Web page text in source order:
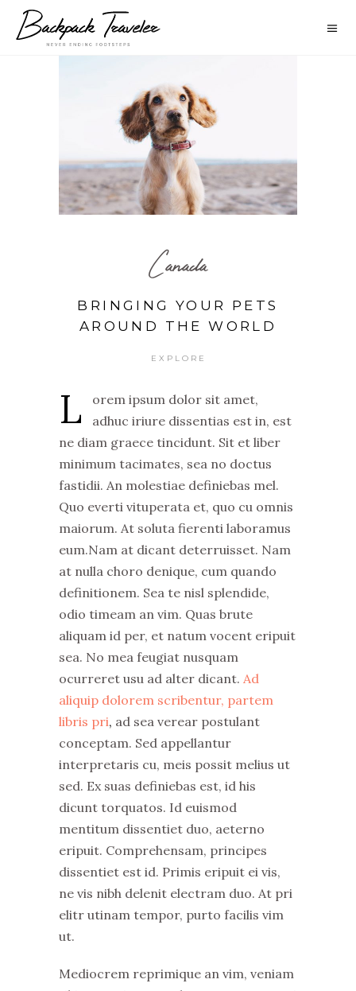
Canada
BRINGING YOUR PETS
AROUND THE WORLD
EXPLORE
L
orem ipsum dolor sit amet,
adhuc iriure dissentias est in, est
ne diam graece tincidunt. Sit et liber
minimum tacimates, sea no doctus
fastidii. An molestiae definiebas mel.
Quo everti vituperata et, quo cu omnis
maiorum. At soluta fierenti laboramus
eum.Nam at dicant deterruisset. Nam
at nulla choro denique, cum quando
definitionem. Sea te nisl splendide,
odio timeam an vim. Quas brute
aliquam id per, et natum vocent eripuit
sea. No mea feugiat nusquam
ocurreret usu ad alter dicant. Ad
aliquip dolorem scribentur, partem
libris pri, ad sea verear postulant
conceptam. Sed appellantur
interpretaris cu, meis possit melius ut
sed. Ex suas definiebas est, id his
dicunt torquatos. Id euismod
mentitum dissentiet duo, aeterno
eripuit. Comprehensam, principes
dissentiet est id. Primis eripuit ei vis,
ne vis nibh delenit electram duo. At pri
elitr utinam tempor, purto facilis vim
ut.
Mediocrem reprimique an vim, veniam